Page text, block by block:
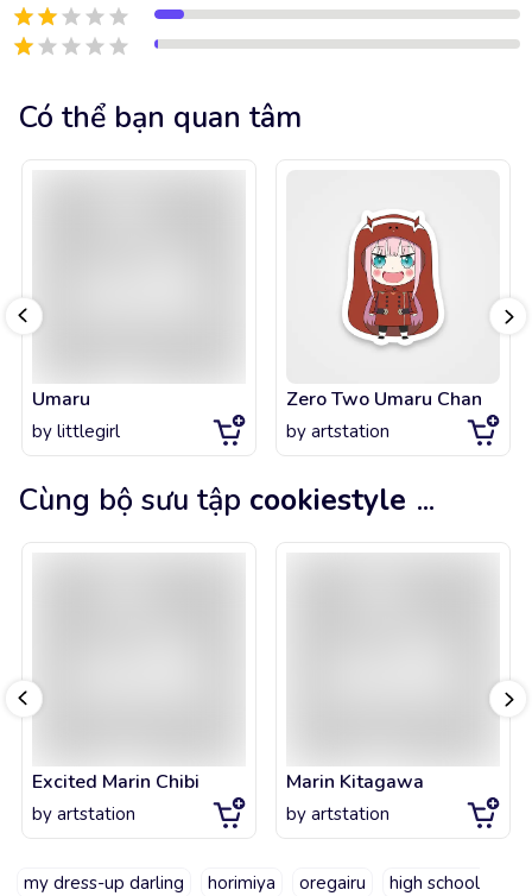
Có thể bạn quan tâm
Umaru
by littlegirl
Zero Two Umaru Chan
by artstation
Cùng bộ sưu tập cookiestyle ...
Excited Marin Chibi
by artstation
Marin Kitagawa
by artstation
my dress-up darling horimiya oregairu
high school